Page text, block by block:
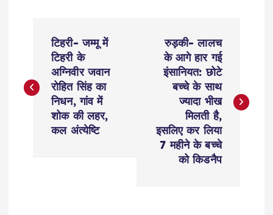
s
टिहरी- जम्मू में
टिहरी के
अग्निवीर जवान
रोहित सिंह का
निधन, गांव में
शोक की लहर,
कल अंत्येष्टि
रुड़की- लालच
के आगे हार गई
इंसानियत: छोटे
बच्चे के साथ
ज्यादा भीख
मिलती है,
इसलिए कर लिया
7 महीने के बच्चे
को किडनैप